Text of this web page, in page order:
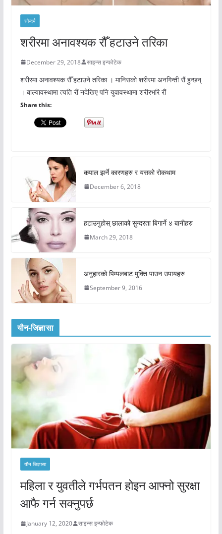
सौन्दर्य
शरीरमा अनावश्यक रौँ हटाउने तरिका
December 29, 2018 साइन्स इन्फोटेक
शरीरमा अनावश्यक रौँ हटाउने तरिका । मानिसको शरीरमा अनगिन्ती रौं हुन्छन्
। बाल्यावस्थामा त्यति रौं नदेखिए पनि युवावस्थामा शरीरभरि रौं
Share this:
कपाल झर्ने कारणहरु र यसको रोकथाम
December 6, 2018
हटाउनुहोस् छालाको सुन्दरता बिगार्ने ४ बानीहरु
March 29, 2018
अनुहारको पिम्पलबाट मुक्ति पाउन उपायहरु
September 9, 2016
यौन-जिज्ञासा
यौन जिज्ञासा
महिला र युवतीले गर्भपतन होइन आफ्नो सुरक्षा
आफै गर्न सक्नुपर्छ
January 12, 2020 साइन्स इन्फोटेक